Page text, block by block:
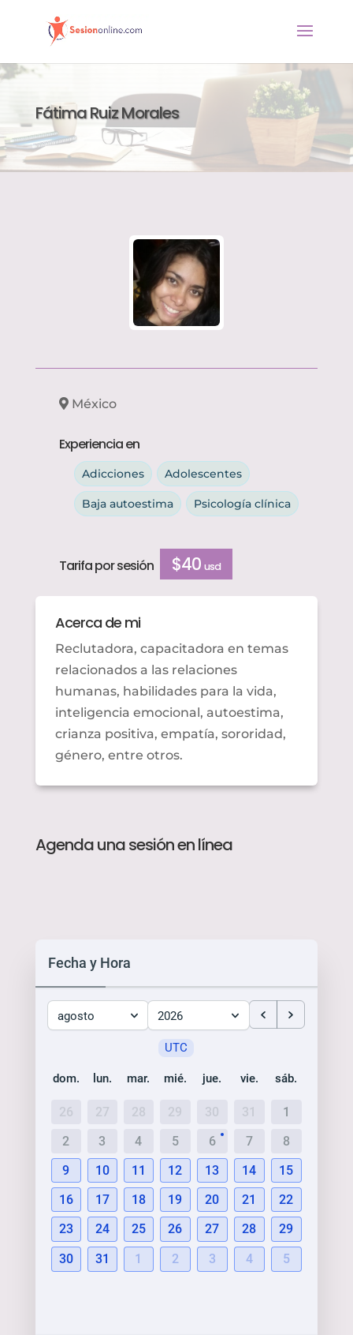
Fátima Ruiz Morales
México
Experiencia en
Adicciones Adolescentes
Baja autoestima Psicología clínica
Tarifa por sesión $40 usd
Acerca de mi
Reclutadora, capacitadora en temas
relacionados a las relaciones
humanas, habilidades para la vida,
inteligencia emocional, autoestima,
crianza positiva, empatía, sororidad,
género, entre otros.
Agenda una sesión en línea
Fecha y Hora
agosto 2026
UTC
dom. lun. mar. mié. jue. vie. sáb.
26 27 28 29 30 31
1
2
3 4 5 6 7
8
9
10 11 12 13 14
15
16
17 18 19 20 21
22
23
24 25 26 27 28
29
30
31 1 2 3 4 5